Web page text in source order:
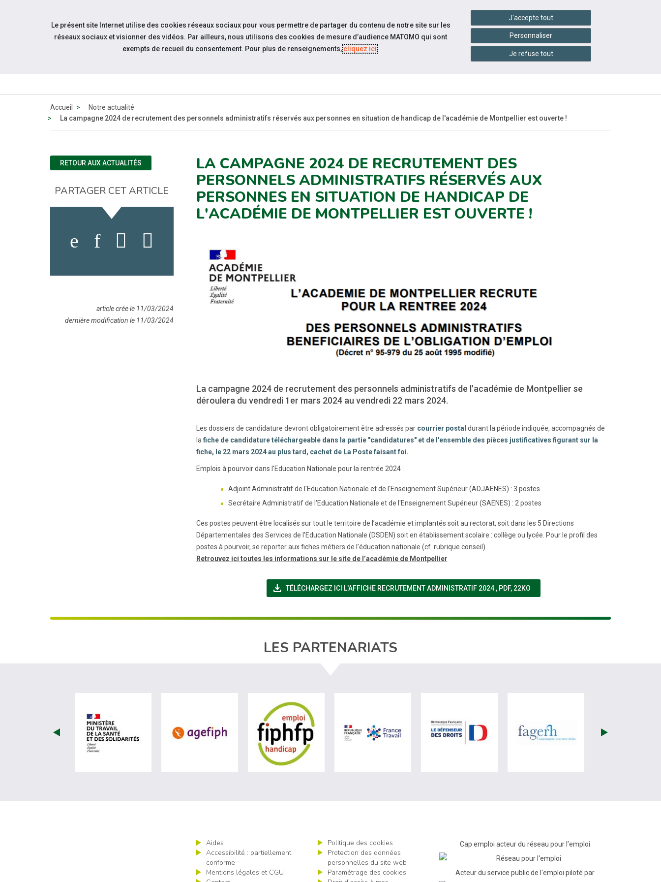
Aller au contenu
Accessibilité handshake Services en ligne
QUI
ESPACE
ESPACE
PRATIQUES
CONTACTEZ-
NOUS
ÉVÉNEMENTS
Accueil
Notre actualité
La campagne 2024 de recrutement des personnels administratifs réservés aux personnes en situation de handicap de l'académie de Montpellier est ouverte !
LA CAMPAGNE 2024 DE RECRUTEMENT DES
PERSONNELS ADMINISTRATIFS RÉSERVÉS AUX
PERSONNES EN SITUATION DE HANDICAP DE
L'ACADÉMIE DE MONTPELLIER EST OUVERTE !
La campagne 2024 de recrutement des personnels administratifs de l'académie de Montpellier se
déroulera du vendredi 1er mars 2024 au vendredi 22 mars 2024.
Les dossiers de candidature devront obligatoirement être adressés par courrier postal durant la période indiquée, accompagnés de
la fiche de candidature téléchargeable dans la partie "candidatures" et de l'ensemble des pièces justificatives figurant sur la
fiche, le 22 mars 2024 au plus tard, cachet de La Poste faisant foi.
Emplois à pourvoir dans l'Education Nationale pour la rentrée 2024 :
Adjoint Administratif de l'Education Nationale et de l'Enseignement Supérieur (ADJAENES) : 3 postes
Secrétaire Administratif de l'Education Nationale et de l'Enseignement Supérieur (SAENES) : 2 postes
Ces postes peuvent être localisés sur tout le territoire de l’académie et implantés soit au rectorat, soit dans les 5 Directions
Départementales des Services de l’Education Nationale (DSDEN) soit en établissement scolaire : collège ou lycée. Pour le profil des
postes à pourvoir, se reporter aux fiches métiers de l’éducation nationale (cf. rubrique conseil).
Retrouvez ici toutes les informations sur le site de l’académie de Montpellier
file_download TÉLÉCHARGEZ ICI L'AFFICHE RECRUTEMENT ADMINISTRATIF 2024 (NOUVELLE FENÊTRE)
, PDF, 22KO
RETOUR AUX ACTUALITÉS
PARTAGER CET ARTICLE
article crée le 11/03/2024
dernière modification le 11/03/2024
LES PARTENARIATS
visiter les site de Ministère du travail (nouvelle fenêtre)
visiter les site de Agefiph (nouvelle fenêtre)visiter les site de Fiphfp (nouvelle fenêtre)visiter les site de France Travail (nouvelle fenêtre)visiter les site de Défenseur des droits (nouvelle
visiter les site de Fagerh
Aides
Accessibilité : partiellement
conforme
Mentions légales et CGU
Politique des cookies
Protection des données
personnelles du site web
Paramétrage des cookies
Cap emploi acteur du réseau pour l’emploi
Acteur du service public de l'emploi piloté par
Le présent site Internet utilise des cookies réseaux sociaux pour vous permettre de partager du contenu de notre site sur les
réseaux sociaux et visionner des vidéos. Par ailleurs, nous utilisons des cookies de mesure d’audience MATOMO qui sont
exempts de recueil du consentement. Pour plus de renseignements,cliquez ici.
J'accepte tout
Personnaliser
Je refuse tout